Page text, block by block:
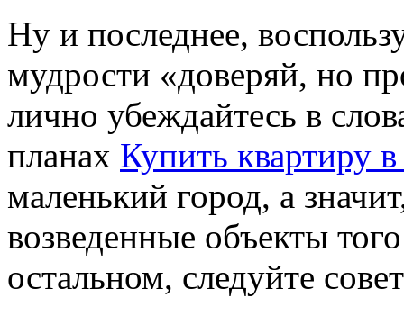
Ну и последнее,
мудрости «доверяй, но
лично убеждайтесь в
планах Купить квартиру
маленький город, а
возведенные объекты
остальном, следуйте